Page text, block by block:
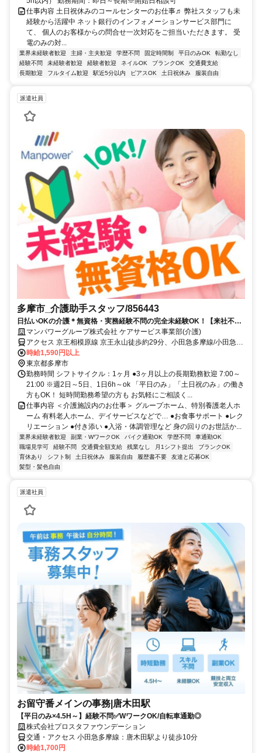
仕事内容 土日祝休みのコールセンターのお仕事♬ 弊社スタッフも未
経験から活躍中 ネット銀行のインフォメーションサービス部門に
て、 個人のお客様からの問合せ一次対応をご担当いただきます。 受
電のみの対...
業界未経験者歓迎 主婦・主夫歓迎 学歴不問 固定時間制 平日のみOK
転勤なし
経験不問
未経験者歓迎 経験者歓迎 ネイルOK ブランクOK
交通費支給
長期歓迎
フルタイム歓迎 駅近5分以内 ピアスOK 土日祝休み 服装自由
派遣社員
多摩市_介護助手スタッフ/856443
日払いOKの介護＊無資格・実務経験不問の完全未経験OK！【来社不
要！WEB・電話登録OK】
マンパワーグループ株式会社 ケアサービス事業部(介護)
アクセス 京王相模原線 京王永山徒歩約29分、小田急多摩線/小田急小
田原線 小田急永山徒歩約29分、小田急多摩線/小田急小田原線 はるひ
野南口徒歩約34分 車・バイク通勤OK（派遣先による）
時給1,590円以上
東京都多摩市
勤務時間 シフトサイクル：1ヶ月 ●3ヶ月以上の長期勤務歓迎 7:00～
21:00 ※週2日～5日、1日6h～ok 「平日のみ」「土日祝のみ」の働き
方もOK！ 短時間勤務希望の方も お気軽にご相談く...
仕事内容 ＜介護施設内のお仕事＞ グループホーム、特別養護老人ホ
ーム 有料老人ホーム、デイサービスなどで… ●お食事サポート ●レク
リエーション ●付き添い ●入浴・体調管理など 身の回りのお世話か...
業界未経験者歓迎 副業・WワークOK バイク通勤OK 学歴不問
車通勤OK
職場見学可
経験不問 交通費全額支給 残業なし 月1シフト提出
ブランクOK
育休あり
シフト制 土日祝休み 服装自由 履歴書不要
友達と応募OK
髪型・髪色自由
派遣社員
お留守番メインの事務|唐木田駅
【平日のみ×4.5H～】経験不問✅WワークOK/自転車通勤◎
株式会社プロスタファウンデーション
交通・アクセス 小田急多摩線：唐木田駅より徒歩10分
時給1,700円